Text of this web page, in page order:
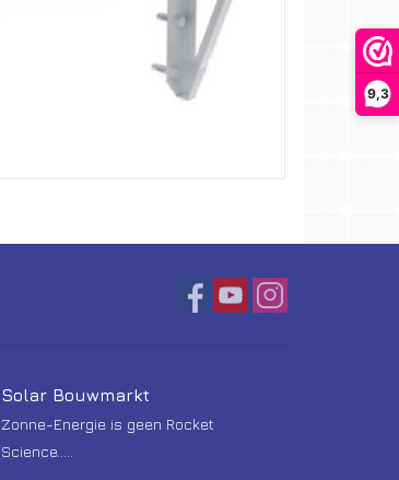
9,3
Solar Bouwmarkt
Zonne-Energie is geen Rocket
Science.....